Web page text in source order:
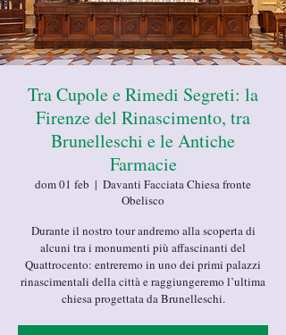
Tra Cupole e Rimedi Segreti: la
Firenze del Rinascimento, tra
Brunelleschi e le Antiche
Farmacie
dom 01 feb
  |
Davanti Facciata Chiesa fronte
Obelisco
Durante il nostro tour andremo alla scoperta di
alcuni tra i monumenti più affascinanti del
Quattrocento: entreremo in uno dei primi palazzi
rinascimentali della città e raggiungeremo l’ultima
chiesa progettata da Brunelleschi.